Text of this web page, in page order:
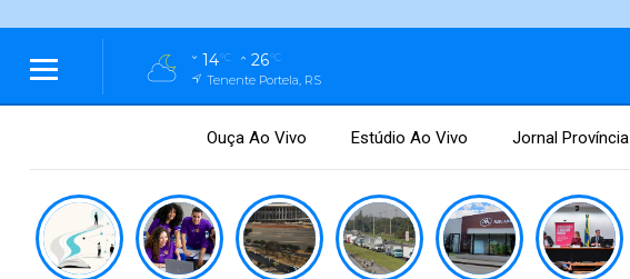
14°C 26°C
Tenente Portela, RS
Ouça Ao Vivo Estúdio Ao Vivo Jornal Província